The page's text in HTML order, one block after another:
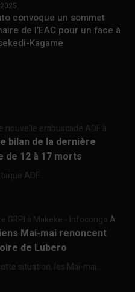
convoque un sommet
de l’EAC pour un face à
Kagame
nouvelle embuscade ADF à
bilan de la dernière
de 12 à 17 morts
ADF...
GRPI à Makeke - InfocongoÀ
Mai-mai renoncent
de Lubero
situation, les Mai-mai...